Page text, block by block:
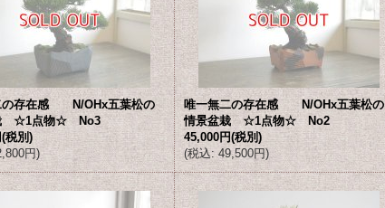
の存在感 N/OHx五葉松の
☆1点物☆ No3
(税別)
円)
唯一無二の存在感 N/OHx五葉松の
情景盆栽 ☆1点物☆ No2
45,000円(税別)
(税込: 49,500円)